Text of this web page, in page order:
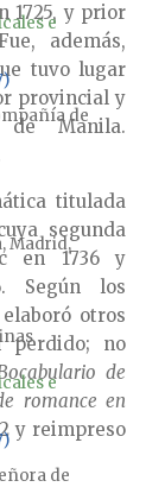
1725, y prior
además,
tuvo lugar
provincial y
Manila.
titulada
segunda
en 1736 y
Según los
otros
perdido; no
de
romance en
y reimpreso
e
de
Madrid,
e
de